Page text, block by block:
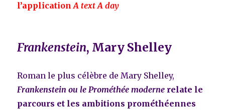
l’applicationA text A day
Frankenstein, Mary Shelley
Roman le plus célèbre de Mary Shelley,
Frankenstein ou le Prométhée moderne relate le
parcours et les ambitions prométhéennes